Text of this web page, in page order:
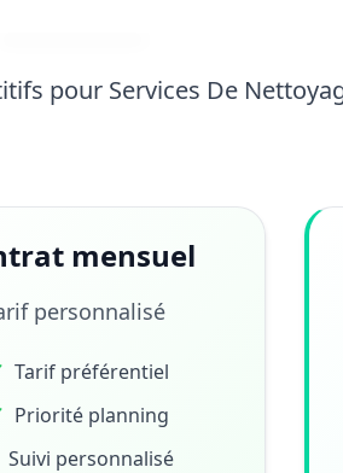
pour Services De
mensuel
personnalisé
Tarif préférentiel
Priorité planning
Suivi personnalisé